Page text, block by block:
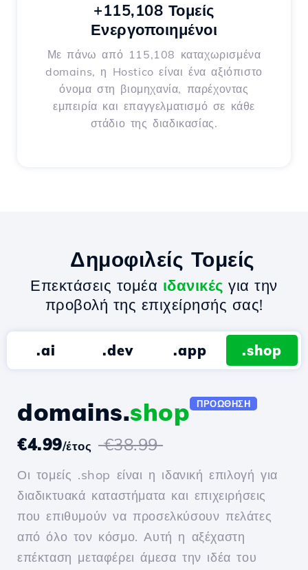
+115,108 Τομείς
Ενεργοποιημένοι
Με πάνω από 115,108 καταχωρισμένα
domains, η Hostico είναι ένα αξιόπιστο
όνομα στη βιομηχανία, παρέχοντας
εμπειρία και επαγγελματισμό σε κάθε
στάδιο της διαδικασίας.
Δημοφιλείς Τομείς
Επεκτάσεις τομέα ιδανικές για την
προβολή της επιχείρησής σας!
.ai .dev .app .shop
domains.shop ΠΡΟΏΘΗΣΗ
€4.99/έτος €38.99
Οι τομείς .shop είναι η ιδανική επιλογή για
διαδικτυακά καταστήματα και επιχειρήσεις
που επιθυμούν να προσελκύσουν πελάτες
από όλο τον κόσμο. Αυτή η αξέχαστη
επέκταση μεταφέρει άμεσα την ιδέα του